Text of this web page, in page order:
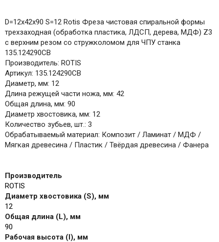
D=12x42x90 S=12 Rotis Фреза чистовая спиральной формы
трехзаходная (обработка пластика, ЛДСП, дерева, МДФ) Z3
с верхним резом со стружколомом для ЧПУ станка
135.124290CB
Производитель: ROTIS
Артикул: 135.124290CB
Диаметр, мм: 12
Длина режущей части ножа, мм: 42
Общая длина, мм: 90
Диаметр хвостовика, мм: 12
Количество зубьев, шт.: 3
Обрабатываемый материал: Композит / Ламинат / МДФ /
Мягкая древесина / Пластик / Твёрдая древесина / Фанера
Производитель
ROTIS
Диаметр хвостовика (S), мм
12
Общая длина (L), мм
90
Рабочая высота (I), мм